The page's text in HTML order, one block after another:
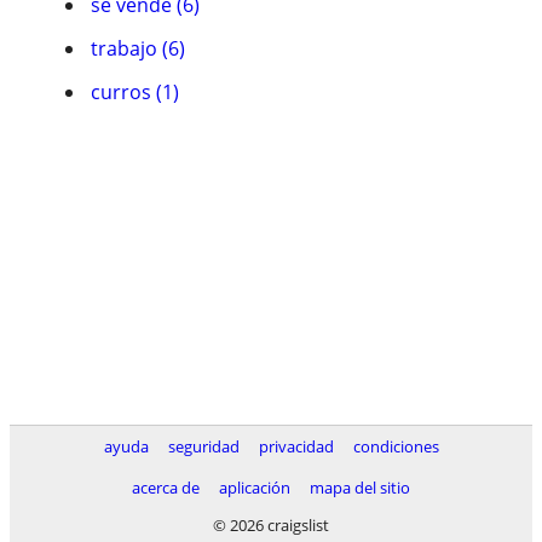
trabajo (6)
curros (1)
ayuda seguridad privacidad
condiciones
acerca de
aplicación
mapa del sitio
© 2026 craigslist